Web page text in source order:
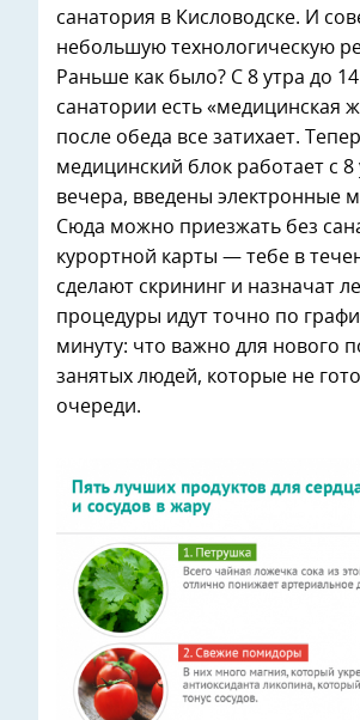
санатория в Кисловодске. И
небольшую технологическую
Раньше как было? С 8 утра до
санатории есть «медицинская
после обеда все затихает.
медицинский блок работает с 8
вечера, введены электронные
Сюда можно приезжать без
курортной карты — тебе в
сделают скрининг и назначат
процедуры идут точно по
минуту: что важно для нового
занятых людей, которые не
очереди.